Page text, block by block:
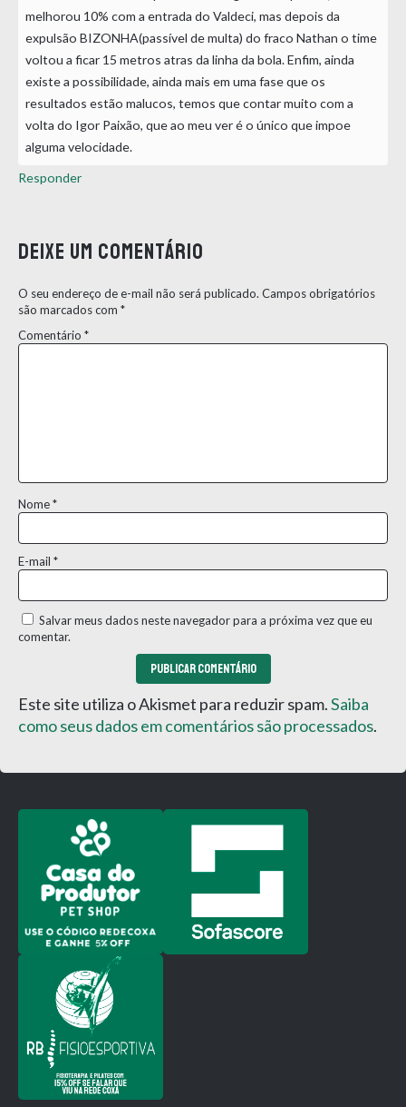
melhorou 10% com a entrada do Valdeci, mas depois da
expulsão BIZONHA(passível de multa) do fraco Nathan o time
voltou a ficar 15 metros atras da linha da bola. Enfim, ainda
existe a possibilidade, ainda mais em uma fase que os
resultados estão malucos, temos que contar muito com a
volta do Igor Paixão, que ao meu ver é o único que impoe
alguma velocidade.
Responder
Deixe um comentário
O seu endereço de e-mail não será publicado. Campos obrigatórios
são marcados com *
Comentário *
Nome*
E-mail *
Salvar meus dados neste navegador para a próxima vez que eu
comentar.
Este site utiliza o Akismet para reduzir spam.Saiba
como seus dados em comentários são processados.